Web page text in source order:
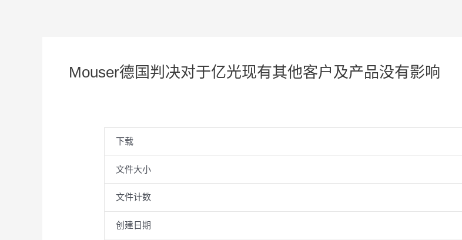
Mouser德国判决对于亿光现有其他客户及产品没有影响
下载
文件大小
文件计数
创建日期